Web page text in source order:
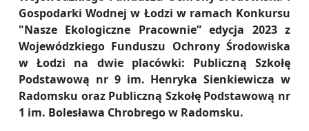
Gospodarki Wodnej w Łodzi w ramach Konkursu
"Nasze Ekologiczne Pracownie” edycja 2023 z
Wojewódzkiego Funduszu Ochrony Środowiska
w Łodzi na dwie placówki: Publiczną Szkołę
Podstawową nr 9 im. Henryka Sienkiewicza w
Radomsku oraz Publiczną Szkołę Podstawową nr
1 im. Bolesława Chrobrego w Radomsku.